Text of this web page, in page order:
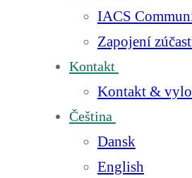
IACS
Zapojení
Kontakt
Kontakt &
Čeština
Dansk
English